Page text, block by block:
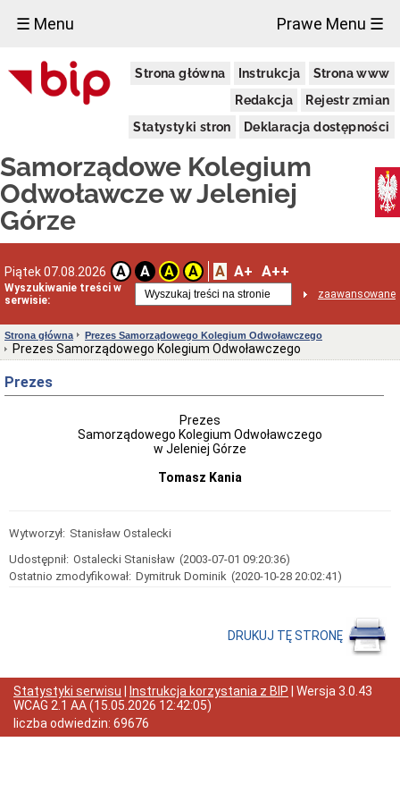
☰ Menu Prawe Menu ☰
Strona główna Instrukcja
Strona www
Redakcja
Rejestr zmian
Statystyki stron
Deklaracja dostępności
Samorządowe Kolegium
Odwoławcze w Jeleniej
Górze
Piątek 07.08.2026 A A A A A A+ A++
Wyszukiwanie treści w
serwisie:
zaawansowane
Informacje
ogólne
Właściwość
rozpoznawanych
przez
Kolegium
Tryb
postępowania
przed
Sposoby
przyjmowania
i
spraw
Forma
Kontakt
Stan
przyjmowanych
spraw
w
2020
2021
r.
Stan
przyjmowanych
Strona główna Prezes Samorządowego Kolegium Odwoławczego
Prezes Samorządowego Kolegium Odwoławczego
Prezes
Prezes
Samorządowego Kolegium Odwoławczego
w Jeleniej Górze
Tomasz Kania
Wytworzył: Stanisław Ostalecki
Udostępnił: Ostalecki Stanisław (2003-07-01 09:20:36)
Ostatnio zmodyfikował: Dymitruk Dominik (2020-10-28 20:02:41)
DRUKUJ TĘ STRONĘ
×
Statystyki serwisu Instrukcja korzystania z BIP | Wersja 3.0.43
WCAG 2.1 AA(15.05.2026 12:42:05)
liczba odwiedzin: 69676